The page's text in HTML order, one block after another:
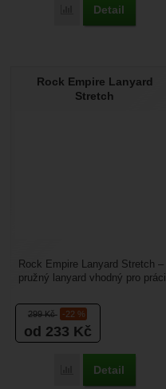
Porovnat
Detail
Rock Empire Lanyard
Stretch
299Kč -22 %
od 233 Kč
Porovnat
Detail
Rock Empire Lanyard Stretch –
pružný lanyard vhodný pro práci
kde se chodí....